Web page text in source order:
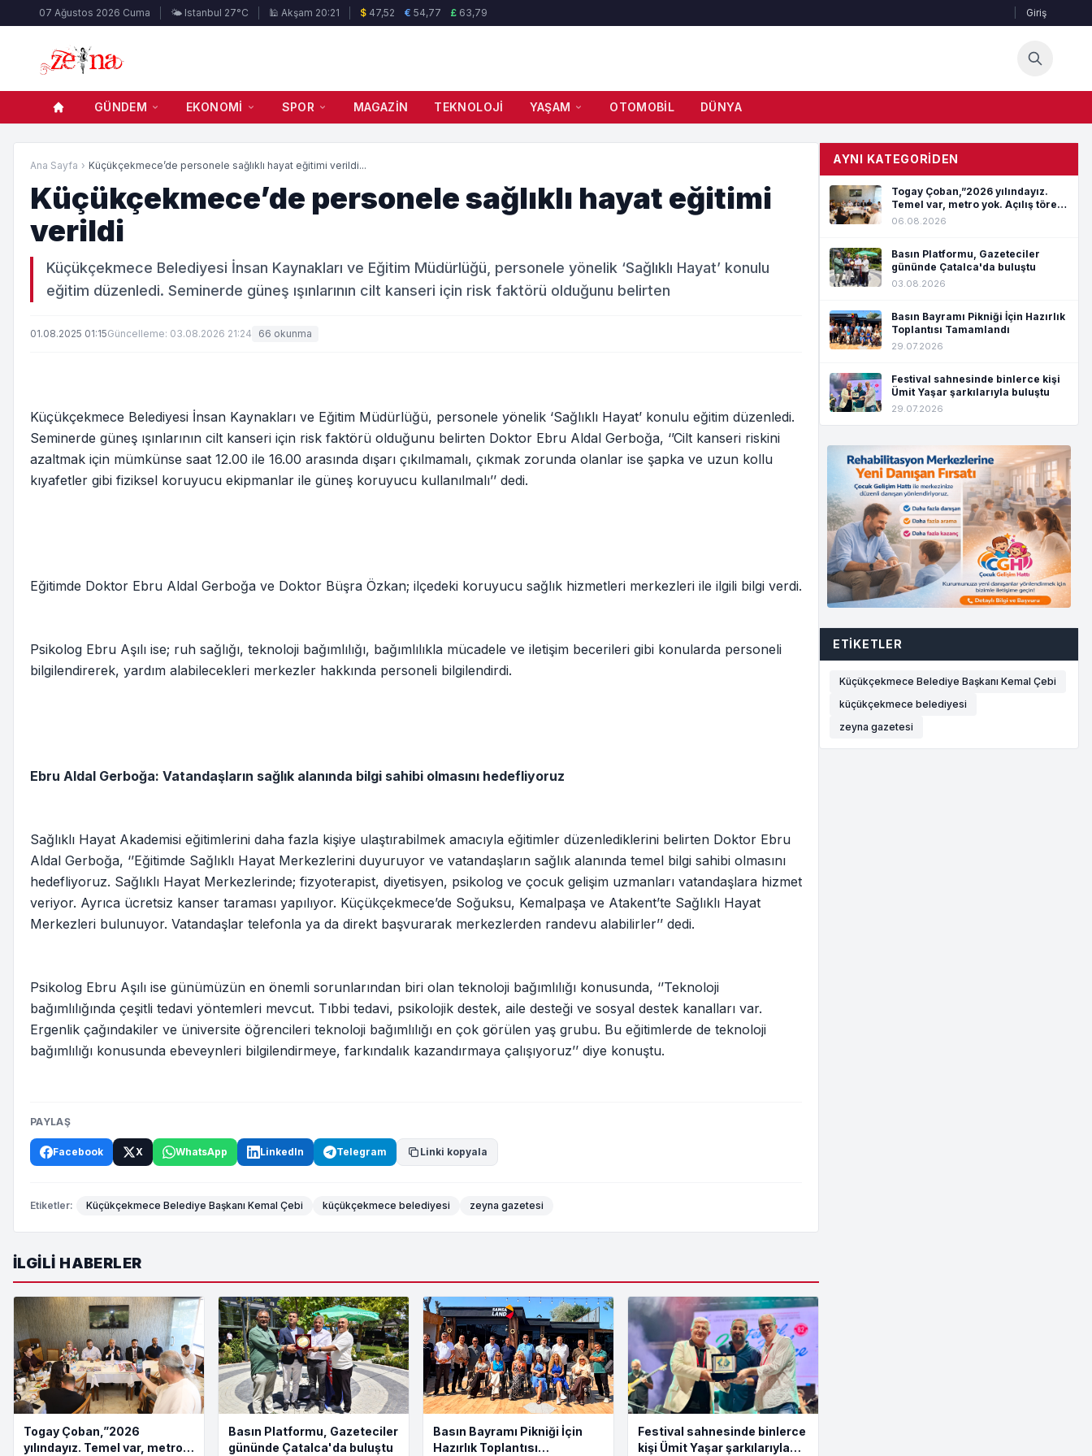
07 Ağustos 2026 Cuma 🌤️ Istanbul 27°C 🕌 Akşam 20:21 $ 47,52 € 54,77 £ 63,79 Giriş
GÜNDEM EKONOMI SPOR MAGAZIN TEKNOLOJI YAŞAM OTOMOBIL DÜNYA
Ana Sayfa › Küçükçekmece’de personele sağlıklı hayat eğitimi verildi...
Küçükçekmece’de personele sağlıklı hayat eğitimi
verildi
Küçükçekmece Belediyesi İnsan Kaynakları ve Eğitim Müdürlüğü, personele yönelik ‘Sağlıklı Hayat’ konulu
eğitim düzenledi. Seminerde güneş ışınlarının cilt kanseri için risk faktörü olduğunu belirten
01.08.2025 01:15Güncelleme: 03.08.2026 21:24 66 okunma
Küçükçekmece Belediyesi İnsan Kaynakları ve Eğitim Müdürlüğü, personele yönelik ‘Sağlıklı Hayat’ konulu eğitim düzenledi.
Seminerde güneş ışınlarının cilt kanseri için risk faktörü olduğunu belirten Doktor Ebru Aldal Gerboğa, ‘’Cilt kanseri riskini
azaltmak için mümkünse saat 12.00 ile 16.00 arasında dışarı çıkılmamalı, çıkmak zorunda olanlar ise şapka ve uzun kollu
kıyafetler gibi fiziksel koruyucu ekipmanlar ile güneş koruyucu kullanılmalı’’ dedi.
Eğitimde Doktor Ebru Aldal Gerboğa ve Doktor Büşra Özkan; ilçedeki koruyucu sağlık hizmetleri merkezleri ile ilgili bilgi verdi.
Psikolog Ebru Aşılı ise; ruh sağlığı, teknoloji bağımlılığı, bağımlılıkla mücadele ve iletişim becerileri gibi konularda personeli
bilgilendirerek, yardım alabilecekleri merkezler hakkında personeli bilgilendirdi.
Ebru Aldal Gerboğa: Vatandaşların sağlık alanında bilgi sahibi olmasını hedefliyoruz
Sağlıklı Hayat Akademisi eğitimlerini daha fazla kişiye ulaştırabilmek amacıyla eğitimler düzenlediklerini belirten Doktor Ebru
Aldal Gerboğa, ‘’Eğitimde Sağlıklı Hayat Merkezlerini duyuruyor ve vatandaşların sağlık alanında temel bilgi sahibi olmasını
hedefliyoruz. Sağlıklı Hayat Merkezlerinde; fizyoterapist, diyetisyen, psikolog ve çocuk gelişim uzmanları vatandaşlara hizmet
veriyor. Ayrıca ücretsiz kanser taraması yapılıyor. Küçükçekmece’de Soğuksu, Kemalpaşa ve Atakent’te Sağlıklı Hayat
Merkezleri bulunuyor. Vatandaşlar telefonla ya da direkt başvurarak merkezlerden randevu alabilirler’’ dedi.
Psikolog Ebru Aşılı ise günümüzün en önemli sorunlarından biri olan teknoloji bağımlılığı konusunda, ‘’Teknoloji
bağımlılığında çeşitli tedavi yöntemleri mevcut. Tıbbi tedavi, psikolojik destek, aile desteği ve sosyal destek kanalları var.
Ergenlik çağındakiler ve üniversite öğrencileri teknoloji bağımlılığı en çok görülen yaş grubu. Bu eğitimlerde de teknoloji
bağımlılığı konusunda ebeveynleri bilgilendirmeye, farkındalık kazandırmaya çalışıyoruz’’ diye konuştu.
PAYLAŞ
Facebook X WhatsApp LinkedIn Telegram Linki kopyala
Etiketler: Küçükçekmece Belediye Başkanı Kemal Çebi küçükçekmece belediyesi zeyna gazetesi
İLGILI HABERLER
Togay Çoban,”2026
yılındayız. Temel var, metro
Basın Platformu, Gazeteciler
gününde Çatalca'da buluştu
Basın Bayramı Pikniği İçin
Hazırlık Toplantısı
Festival sahnesinde binlerce
kişi Ümit Yaşar şarkılarıyla
AYNI KATEGORIDEN
Togay Çoban,”2026 yılındayız.
Temel var, metro yok. Açılış töreni
var, hizmet yok”
06.08.2026
Basın Platformu, Gazeteciler
gününde Çatalca'da buluştu
03.08.2026
Basın Bayramı Pikniği İçin Hazırlık
Toplantısı Tamamlandı
29.07.2026
Festival sahnesinde binlerce kişi
Ümit Yaşar şarkılarıyla buluştu
29.07.2026
ETIKETLER
Küçükçekmece Belediye Başkanı Kemal Çebi
küçükçekmece belediyesi
zeyna gazetesi